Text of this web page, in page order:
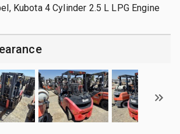
Kubota 4 Cylinder 2.5 L LPG Engine